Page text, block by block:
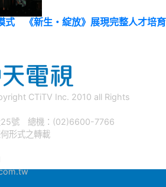
式 《新生・綻放》展現完整人才培育
CTiTV Inc. 2010 all Rights
25號 總機：(02)6600-7766
形式之轉載